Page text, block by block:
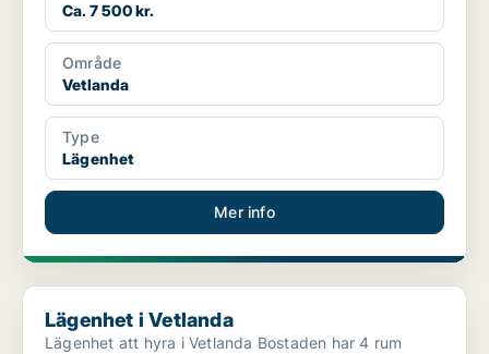
Ca. 7 500 kr.
Område
Vetlanda
Type
Lägenhet
Mer info
Lägenhet i Vetlanda
Lägenhet i Vetlanda
Lägenhet att hyra i Vetlanda Bostaden har 4 rum